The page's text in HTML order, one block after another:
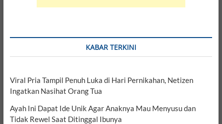
KABAR TERKINI
Viral Pria Tampil Penuh Luka di Hari Pernikahan, Netizen
Ingatkan Nasihat Orang Tua
Ayah Ini Dapat Ide Unik Agar Anaknya Mau Menyusu dan
Tidak Rewel Saat Ditinggal Ibunya